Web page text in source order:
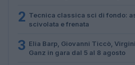
2 Tecnica classica sci di fondo:
scivolata e frenata
3 Elia Barp, Giovanni Ticcò,
Ganz in gara dal 5 al 8 agosto